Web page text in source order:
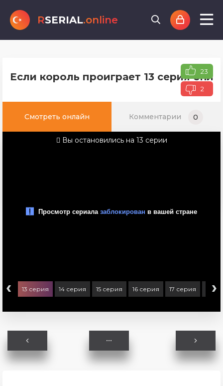
RSERIAL.online
Если король проиграет 13 серия 23
2
Смотреть онлайн Комментарии 0
Вы остановились на 13 серии
‹ 13 серия 14 серия 15 серия 16 серия 17 серия 18
›